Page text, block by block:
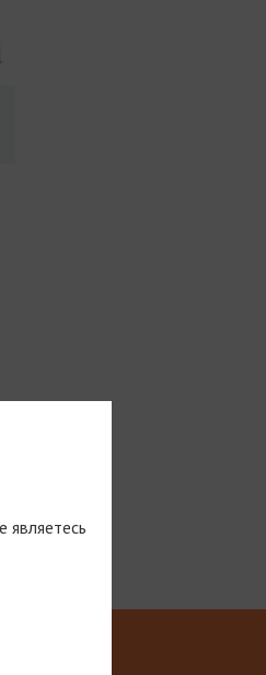
являетесь